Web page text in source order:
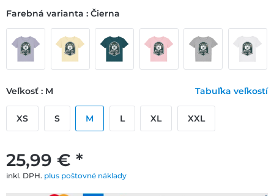
25,99 € *
inkl. DPH. plus poštovné náklady
Farebná varianta : Čierna
Veľkosť : M Tabuľka veľkostí
XS S M L XL XXL